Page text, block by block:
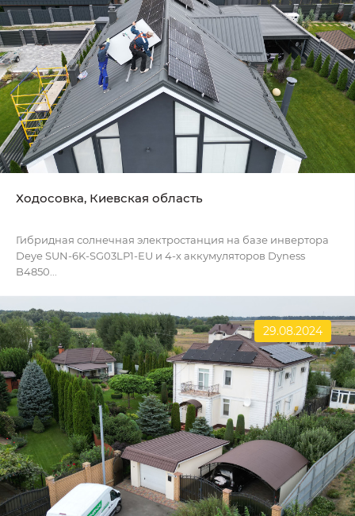
Ходосовка, Киевская область
Гибридная солнечная электростанция на базе инвертора
Deye SUN-6K-SG03LP1-EU и 4-х аккумуляторов Dyness
B4850...
29.08.2024